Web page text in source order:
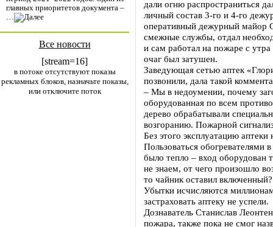
главных приоритетов документа –
…
Все новости
[stream=16]
в потоке отсутствуют показы
рекламных блоков, назначьте показы,
или отключите поток
дали огню распространиться
личный состав 3-го и 4-го
оперативный дежурный майор
смежные службы, отдал
и сам работал на пожаре с
очаг был затушен.
Заведующая сетью аптек
позвонили, дала такой
– Мы в недоумении, почему
оборудованная по всем
дерево обрабатывали
возгоранию. Пожарной
Без этого эксплуатацию
Пользоваться обогревателями
было тепло – вход оборудован
не знаем, от чего произошло
то чайник оставил
Убытки исчисляются
застраховать аптеку не успели.
Дознаватель Станислав
пожара, также пока не смог